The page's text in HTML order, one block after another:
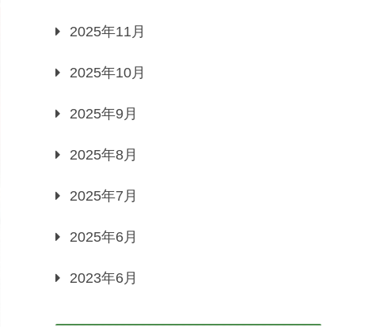
2025年11月
2025年10月
2025年9月
2025年8月
2025年7月
2025年6月
2023年6月